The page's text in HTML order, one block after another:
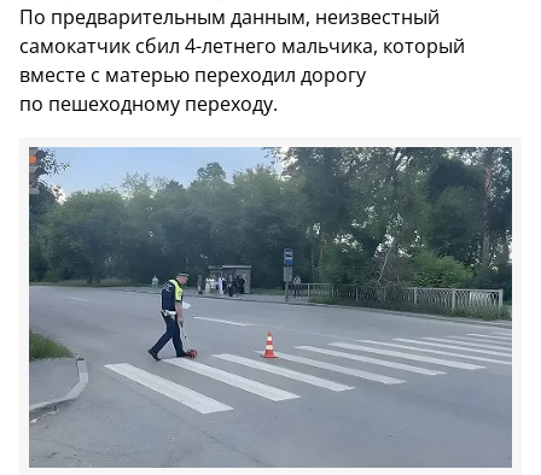
По предварительным данным, неизвестный
самокатчик сбил 4-летнего мальчика, который
вместе с матерью переходил дорогу
по пешеходному переходу.